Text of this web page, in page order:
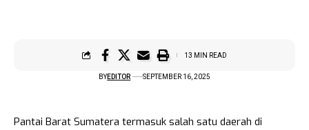
BYEDITOR SEPTEMBER 16, 2025
13 MIN READ
Pantai Barat Sumatera termasuk salah satu daerah di